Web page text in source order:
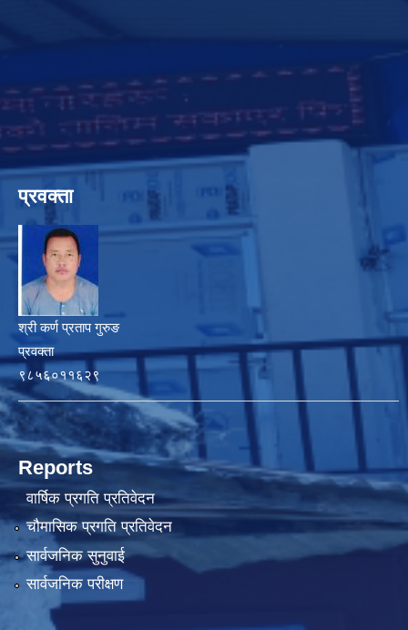
प्रवक्ता
श्री कर्ण प्रताप गुरुङ
प्रवक्ता
९८५६०११६२९
Reports
वार्षिक प्रगति प्रतिवेदन
चौमासिक प्रगति प्रतिवेदन
सार्वजनिक सुनुवाई
सार्वजनिक परीक्षण